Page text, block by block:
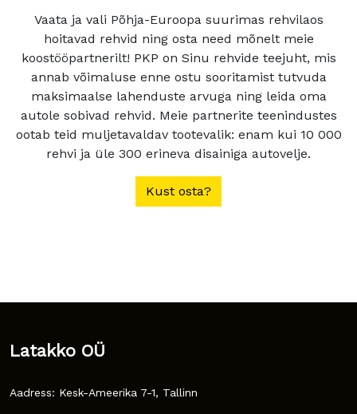
Vaata ja vali Põhja-Euroopa suurimas rehvilaos
hoitavad rehvid ning osta need mõnelt meie
koostööpartnerilt! PKP on Sinu rehvide teejuht, mis
annab võimaluse enne ostu sooritamist tutvuda
maksimaalse lahenduste arvuga ning leida oma
autole sobivad rehvid. Meie partnerite teenindustes
ootab teid muljetavaldav tootevalik: enam kui 10 000
rehvi ja üle 300 erineva disainiga autovelje.
Kust osta?
Latakko OÜ
Aadress: Kesk-Ameerika 7-1, Tallinn